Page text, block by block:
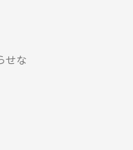
せな